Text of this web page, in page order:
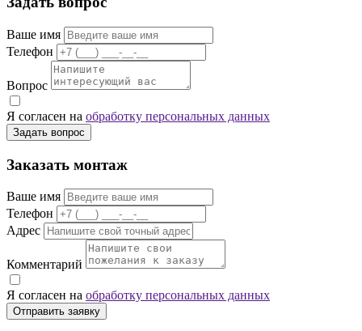
Ваше имя
Телефон
Вопрос
Я согласен на обработку персональных данных
Задать вопрос
Заказать монтаж
Ваше имя
Телефон
Адрес
Комментарий
Я согласен на обработку персональных данных
Отправить заявку